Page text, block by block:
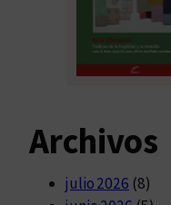
Archivos
julio 2026 (8)